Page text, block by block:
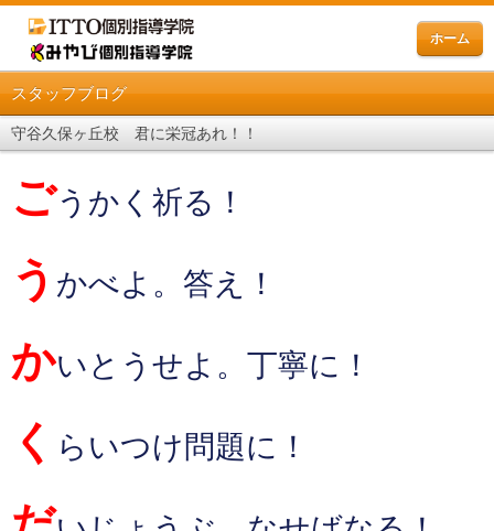
ホーム
スタッフブログ
守谷久保ヶ丘校 君に栄冠あれ！！
ごうかく祈る！
う かべよ。答え！
かいとうせよ。丁寧に！
く らいつけ問題に！